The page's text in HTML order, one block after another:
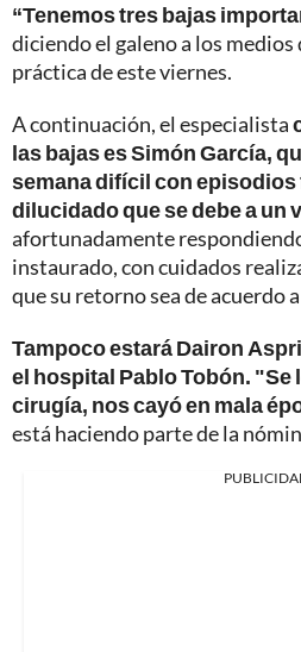
“Tenemos tres bajas
diciendo el galeno a los
práctica de este viernes.
A continuación, el especialista
las bajas es Simón García,
semana difícil con
dilucidado que se debe a un
afortunadamente
instaurado, con cuidados
que su retorno sea de acuerdo
Tampoco estará Dairon
el hospital Pablo Tobón. "Se
cirugía, nos cayó en mala
está haciendo parte de la